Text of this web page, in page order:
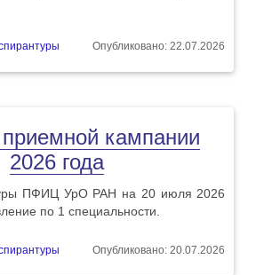
Опубликовано: 22.07.2026
кампании
2026 года
ПФИЦ УрО РАН на 20 июля 2026
по 1 специальности.
Опубликовано: 20.07.2026